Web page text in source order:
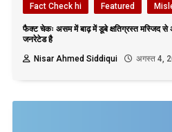
Fact Check hi Featured
फैक्ट चेकः असम में बाढ़ में डूबे क्षतिग्रस्त मस्जिद
जनरेटेड है
Nisar Ahmed Siddiqui
अगस्त 4,